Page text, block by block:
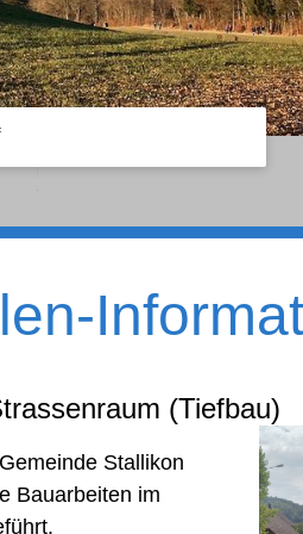
(Tiefbau)
Stallikon
Bauarbeiten im